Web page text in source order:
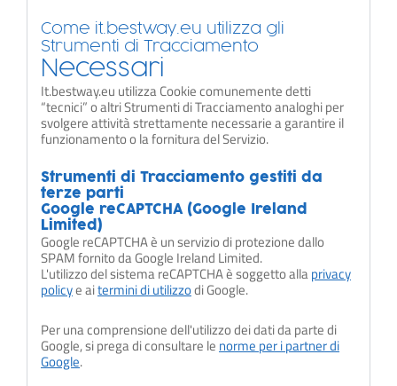
Come it.bestway.eu utilizza gli
Strumenti di Tracciamento
Necessari
It.bestway.eu utilizza Cookie comunemente detti
“tecnici” o altri Strumenti di Tracciamento analoghi per
svolgere attività strettamente necessarie a garantire il
funzionamento o la fornitura del Servizio.
Strumenti di Tracciamento gestiti da
terze parti
Google reCAPTCHA (Google Ireland
Limited)
Google reCAPTCHA è un servizio di protezione dallo
SPAM fornito da Google Ireland Limited.
L'utilizzo del sistema reCAPTCHA è soggetto allaprivacy
policye aitermini di utilizzodi Google.
Per una comprensione dell'utilizzo dei dati da parte di
Google, si prega di consultare le norme per i partner di
Google.